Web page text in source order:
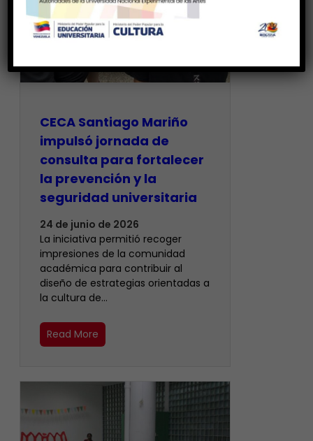
CECA Santiago Mariño
impulsó jornada de
consulta para fortalecer
la prevención y la
seguridad universitaria
24 de junio de 2026
La iniciativa permitió recoger
impresiones de la comunidad
académica para contribuir al
diseño de estrategias orientadas a
la cultura de…
Read More